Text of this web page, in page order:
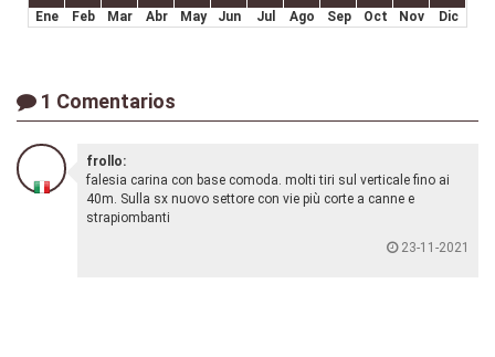
Ene Feb Mar Abr May Jun Jul Ago Sep Oct Nov Dic
1 Comentarios
frollo:
falesia carina con base comoda. molti tiri sul verticale fino ai
40m. Sulla sx nuovo settore con vie più corte a canne e
strapiombanti
23-11-2021